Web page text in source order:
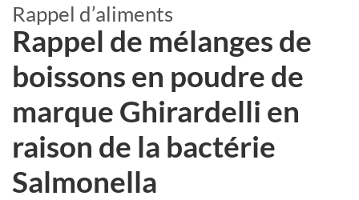
Rappel d’aliments
Rappel de mélanges de
boissons en poudre de
marque Ghirardelli en
raison de la bactérie
Salmonella